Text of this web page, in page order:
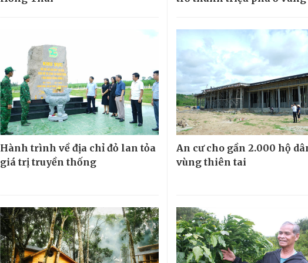
Hành trình về địa chỉ đỏ lan tỏa
giá trị truyền thống
An cư cho gần 2.000 hộ
vùng thiên tai